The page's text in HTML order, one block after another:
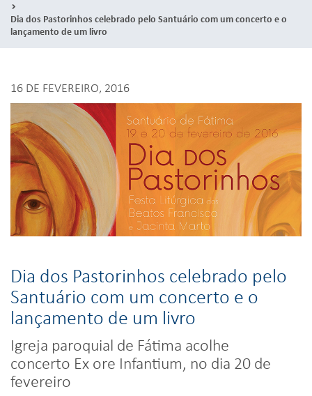
Dia dos Pastorinhos celebrado pelo Santuário com um concerto e o
lançamento de um livro
16 DE FEVEREIRO, 2016
Dia dos Pastorinhos celebrado pelo
Santuário com um concerto e o
lançamento de um livro
Igreja paroquial de Fátima acolhe
concerto Ex ore Infantium, no dia 20 de
fevereiro